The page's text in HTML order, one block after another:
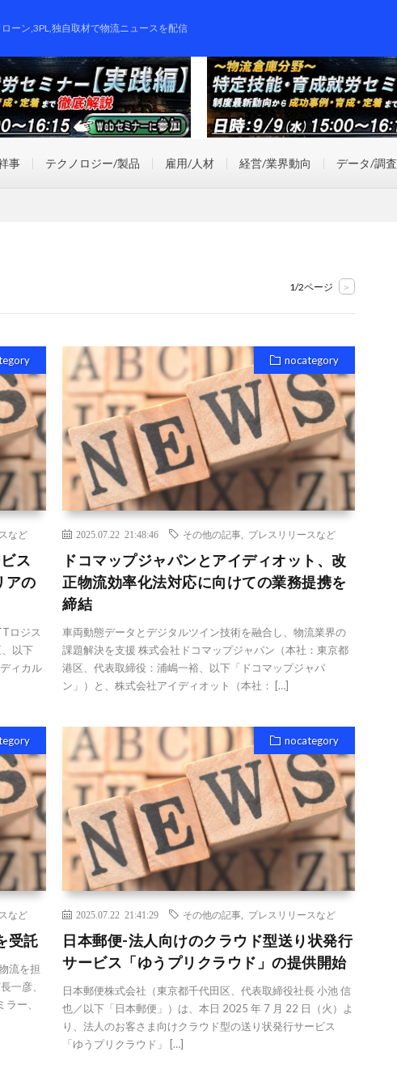
ーン,3PL,独自取材で物流ニュースを配信
事 テクノロジー/製品 雇用/人材 経営/業界動向 データ/調査
1/2ページ >
など
ス
アの
ロジス
以下
ィカル
nocategory
2025.07.22 21:48:46 その他の記事 プレスリリースなど
ドコマップジャパンとアイディオット、改
正物流効率化法対応に向けての業務提携を
締結
車両動態データとデジタルツイン技術を融合し、物流業界の
課題解決を支援 株式会社ドコマップジャパン（本社：東京都
港区、代表取締役：浦嶋一裕、以下「ドコマップジャパ
ン」）と、株式会社アイディオット（本社： […]
など
受託
流を担
一彦、
ー、
nocategory
2025.07.22 21:41:29 その他の記事 プレスリリースなど
日本郵便-法人向けのクラウド型送り状発行
サービス「ゆうプリクラウド」の提供開始
日本郵便株式会社（東京都千代田区、代表取締役社長 小池 信
也／以下「日本郵便」）は、本日 2025 年 7 月 22 日（火）よ
り、法人のお客さま向けクラウド型の送り状発行サービス
「ゆうプリクラウド」 […]